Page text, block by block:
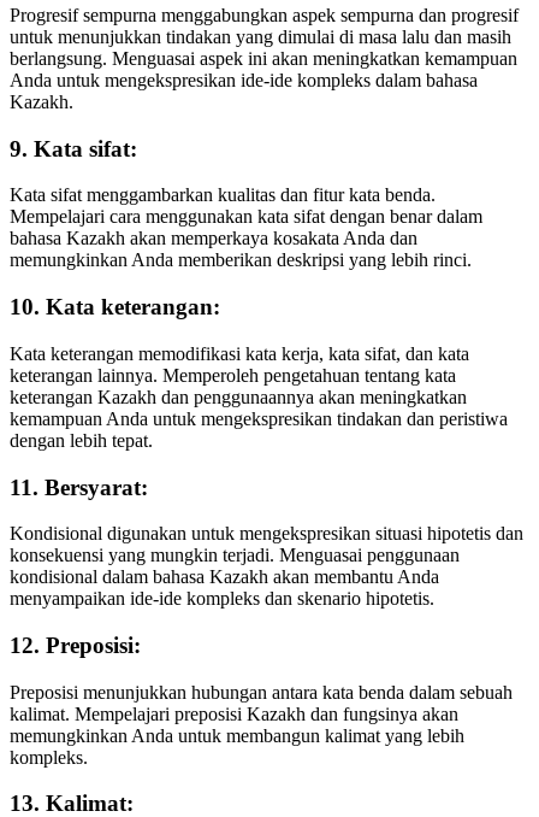
Progresif sempurna menggabungkan aspek sempurna dan progresif
untuk menunjukkan tindakan yang dimulai di masa lalu dan masih
berlangsung. Menguasai aspek ini akan meningkatkan kemampuan
Anda untuk mengekspresikan ide-ide kompleks dalam bahasa
Kazakh.
9. Kata sifat:
Kata sifat menggambarkan kualitas dan fitur kata benda.
Mempelajari cara menggunakan kata sifat dengan benar dalam
bahasa Kazakh akan memperkaya kosakata Anda dan
memungkinkan Anda memberikan deskripsi yang lebih rinci.
10. Kata keterangan:
Kata keterangan memodifikasi kata kerja, kata sifat, dan kata
keterangan lainnya. Memperoleh pengetahuan tentang kata
keterangan Kazakh dan penggunaannya akan meningkatkan
kemampuan Anda untuk mengekspresikan tindakan dan peristiwa
dengan lebih tepat.
11. Bersyarat:
Kondisional digunakan untuk mengekspresikan situasi hipotetis dan
konsekuensi yang mungkin terjadi. Menguasai penggunaan
kondisional dalam bahasa Kazakh akan membantu Anda
menyampaikan ide-ide kompleks dan skenario hipotetis.
12. Preposisi:
Preposisi menunjukkan hubungan antara kata benda dalam sebuah
kalimat. Mempelajari preposisi Kazakh dan fungsinya akan
memungkinkan Anda untuk membangun kalimat yang lebih
kompleks.
13. Kalimat: